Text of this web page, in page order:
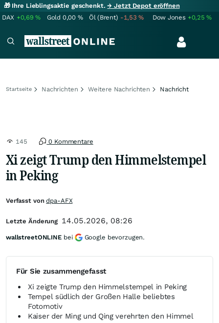
🎁 Ihre Lieblingsaktie geschenkt.→ Jetzt Depot eröffnen
DAX +0,69% Gold 0,00 % Öl (Brent) -1,53% Dow Jones +0,25%
Startseite Nachrichten Weitere Nachrichten Nachricht
145 0 Kommentare
Xi zeigt Trump den Himmelstempel
in Peking
Für Sie zusammengefasst
Xi zeigte Trump den Himmelstempel in Peking
Tempel südlich der Großen Halle beliebtes
Fotomotiv
Kaiser der Ming und Qing verehrten den Himmel
Verfasst vondpa-AFX
Letzte Änderung 14.05.2026, 08:26
wallstreetONLINE bei Google bevorzugen.